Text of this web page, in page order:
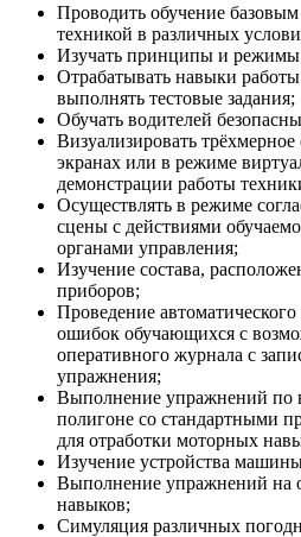
Проводить обучение
техникой в различных
Изучать принципы и режимы
Отрабатывать навыки
выполнять тестовые задания;
Обучать водителей
Визуализировать
экранах или в режиме
демонстрации работы
Осуществлять в режиме
сцены с действиями
органами управления;
Изучение состава,
приборов;
Проведение
ошибок обучающихся с
оперативного журнала с
упражнения;
Выполнение упражнений по
полигоне со стандартными
для отработки моторных
Изучение устройства
Выполнение упражнений на
навыков;
Симуляция различных